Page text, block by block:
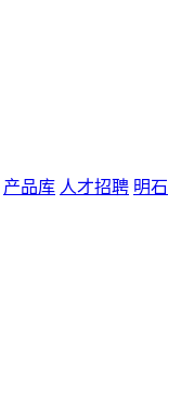
产品库 人才招聘 明石